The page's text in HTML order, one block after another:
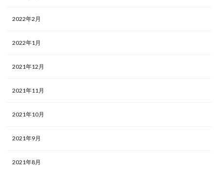
2022年2月
2022年1月
2021年12月
2021年11月
2021年10月
2021年9月
2021年8月